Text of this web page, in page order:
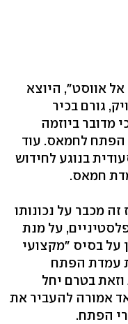
אווסט", היוצא
גורם בכיר
מדובר ביוזמה
הפתח לחמאס. עוד
בנוגע לחידוש
חמאס.
מכבר על נכונותו
על מנת
על בסיס "מקצועי
עמדת הפתח
בטרם יחל
אמורה להעביר את
הפתח.